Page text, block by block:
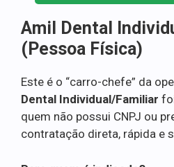
Amil Dental
(Pessoa Física)
Este é o “carro-chefe” da
Dental Individual/Familiar
quem não possui CNPJ ou
contratação direta, rápida e